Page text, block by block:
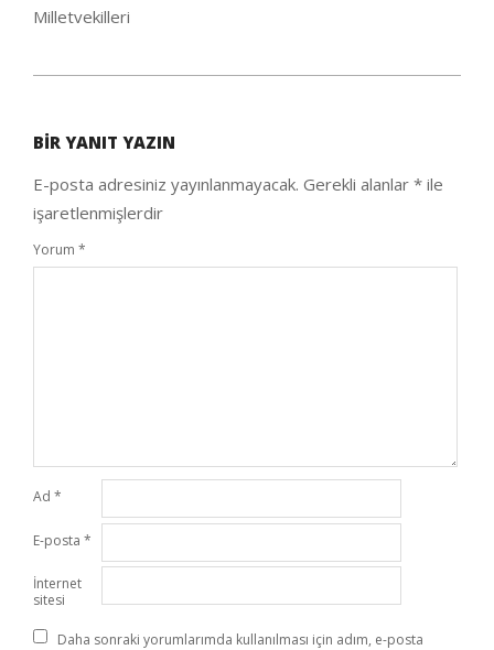
Milletvekilleri
25
BIR YANIT YAZIN
E-posta adresiniz yayınlanmayacak. Gerekli alanlar * ile
işaretlenmişlerdir
Yorum *
Ad *
E-posta *
İnternet
sitesi
Daha sonraki yorumlarımda kullanılması için adım, e-posta